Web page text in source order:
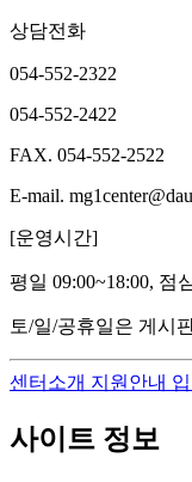
상담전화
054-552-2322
054-552-2422
FAX. 054-552-2522
E-mail.
[운영시간]
평일 09:00~18:00, 점
토/일/공휴일은 게시
센터소개 지원안내
사이트 정보